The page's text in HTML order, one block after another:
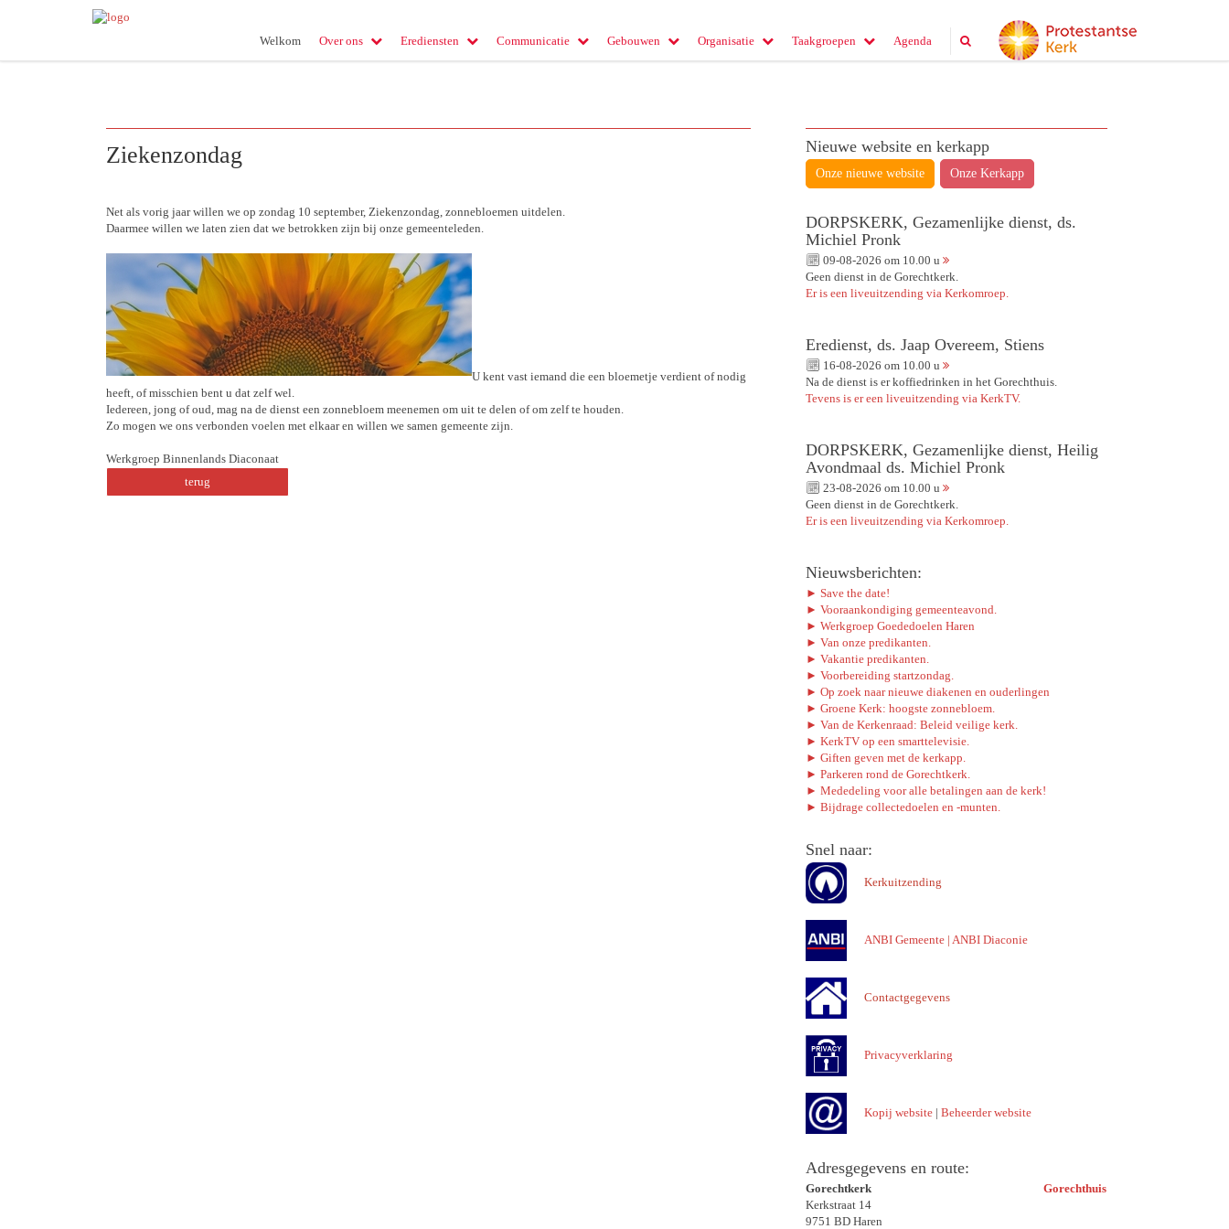
Welkom Over ons Erediensten Communicatie Gebouwen Organisatie Taakgroepen Agenda
Ziekenzondag
Net als vorig jaar willen we op zondag 10 september, Ziekenzondag, zonnebloemen uitdelen.
Daarmee willen we laten zien dat we betrokken zijn bij onze gemeenteleden.
U kent vast iemand die een bloemetje verdient of nodig
heeft, of misschien bent u dat zelf wel.
Iedereen, jong of oud, mag na de dienst een zonnebloem meenemen om uit te delen of om zelf te houden.
Zo mogen we ons verbonden voelen met elkaar en willen we samen gemeente zijn.
Werkgroep Binnenlands Diaconaat
terug
Nieuwe website en kerkapp
Onze nieuwe website Onze Kerkapp
DORPSKERK, Gezamenlijke dienst, ds.
Michiel Pronk
09-08-2026 om 10.00 u
Geen dienst in de Gorechtkerk.
Er is een liveuitzending via Kerkomroep.
Eredienst, ds. Jaap Overeem, Stiens
16-08-2026 om 10.00 u
Na de dienst is er koffiedrinken in het Gorechthuis.
Tevens is er een liveuitzending via KerkTV.
DORPSKERK, Gezamenlijke dienst, Heilig
Avondmaal ds. Michiel Pronk
23-08-2026 om 10.00 u
Geen dienst in de Gorechtkerk.
Er is een liveuitzending via Kerkomroep.
Nieuwsberichten:
► Save the date!
► Vooraankondiging gemeenteavond.
► Werkgroep Goededoelen Haren
► Van onze predikanten.
► Vakantie predikanten.
► Voorbereiding startzondag.
► Op zoek naar nieuwe diakenen en ouderlingen
► Groene Kerk: hoogste zonnebloem.
► Van de Kerkenraad: Beleid veilige kerk.
► KerkTV op een smarttelevisie.
► Giften geven met de kerkapp.
► Parkeren rond de Gorechtkerk.
► Mededeling voor alle betalingen aan de kerk!
► Bijdrage collectedoelen en -munten.
Snel naar:
Kerkuitzending
ANBI Gemeente |ANBI Diaconie
Contactgegevens
Privacyverklaring
Kopij website |Beheerder website
Adresgegevens en route:
Gorechtkerk
Gorechthuis
Kerkstraat 14
9751 BD Haren